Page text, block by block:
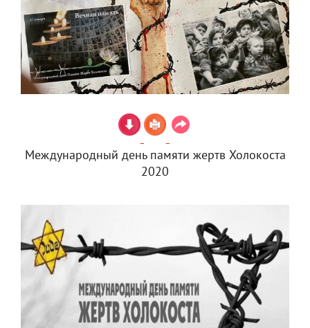
Международный день памяти жертв Холокоста
2020